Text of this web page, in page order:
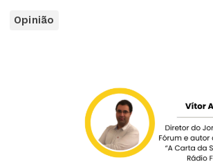
Opinião